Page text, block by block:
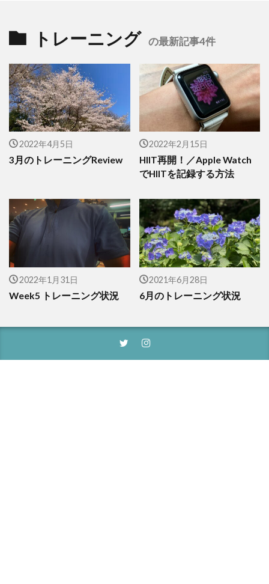
トレーニング の最新記事4件
2022年4月5日
3月のトレーニングReview
2022年2月15日
HIIT再開！／Apple Watch
でHIITを記録する方法
2022年1月31日
Week5 トレーニング状況
2021年6月28日
6月のトレーニング状況